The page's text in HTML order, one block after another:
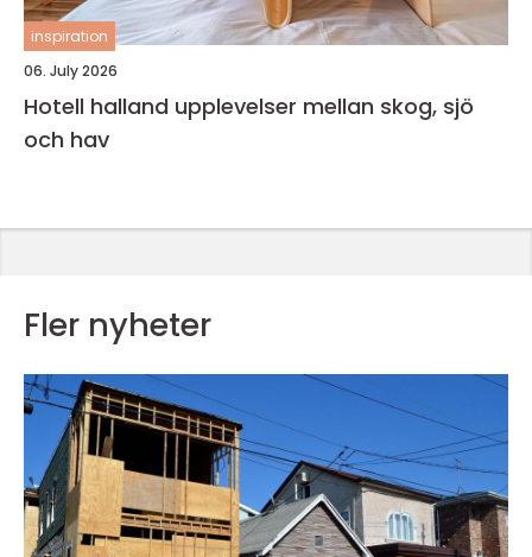
inspiration
06. July 2026
Hotell halland upplevelser mellan skog, sjö
och hav
Fler nyheter